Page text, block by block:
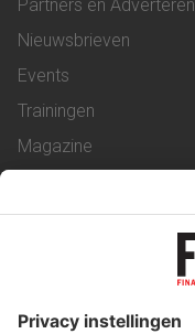
Partners en Adverteren
Nieuwsbrieven
Events
Trainingen
Magazine
Service & Contact
Werken bij ons